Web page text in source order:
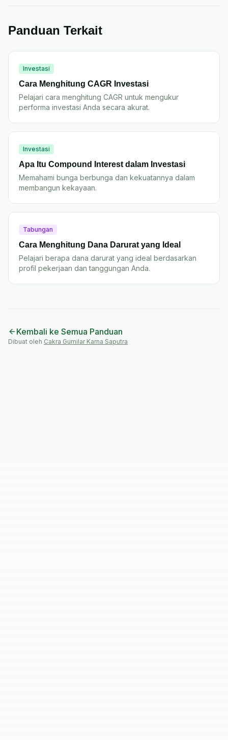
Panduan Terkait
Investasi
Cara Menghitung CAGR Investasi
Pelajari cara menghitung CAGR untuk mengukur
performa investasi Anda secara akurat.
Investasi
Apa Itu Compound Interest dalam Investasi
Memahami bunga berbunga dan kekuatannya dalam
membangun kekayaan.
Tabungan
Cara Menghitung Dana Darurat yang Ideal
Pelajari berapa dana darurat yang ideal berdasarkan
profil pekerjaan dan tanggungan Anda.
Kembali ke Semua Panduan
Dibuat oleh Cakra Gumilar Karna Saputra